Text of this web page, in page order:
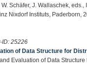
Schäfer, J. Wallaschek,
Nixdorf Instituts, Paderborn,
ID:25226
of Data Structure for
Evaluation of Data